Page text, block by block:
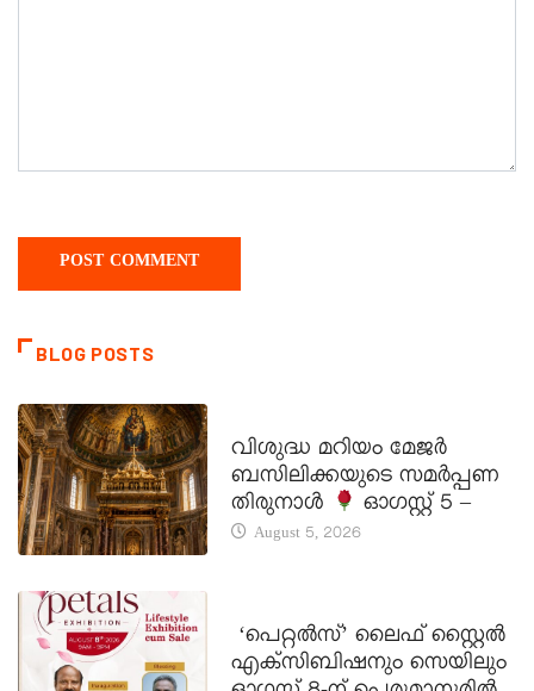
BLOG POSTS
വിശുദ്ധ മറിയം മേജർ
ബസിലിക്കയുടെ സമർപ്പണ
തിരുനാൾ
ഓഗസ്റ്റ് 5 –
August 5, 2026
‘പെറ്റൽസ്’ ലൈഫ് സ്റ്റൈൽ
എക്സിബിഷനും സെയിലും